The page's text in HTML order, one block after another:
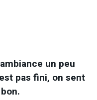
un peu
pas fini, on sent